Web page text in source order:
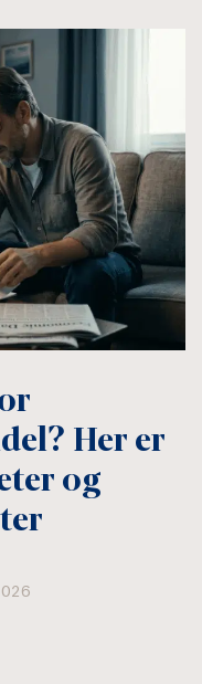
Her er
og